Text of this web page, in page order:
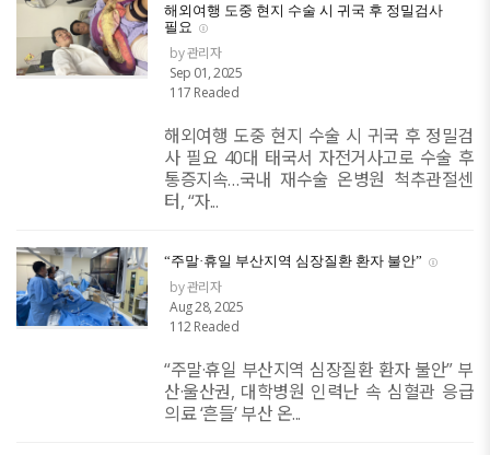
해외여행 도중 현지 수술 시 귀국 후 정밀검사
필요
by 관리자
Sep 01, 2025
117 Readed
해외여행 도중 현지 수술 시 귀국 후 정밀검
사 필요 40대 태국서 자전거사고로 수술 후
통증지속…국내 재수술 온병원 척추관절센
터, “자...
“주말·휴일 부산지역 심장질환 환자 불안”
by 관리자
Aug 28, 2025
112 Readed
“주말·휴일 부산지역 심장질환 환자 불안” 부
산·울산권, 대학병원 인력난 속 심혈관 응급
의료 ‘흔들’ 부산 온...